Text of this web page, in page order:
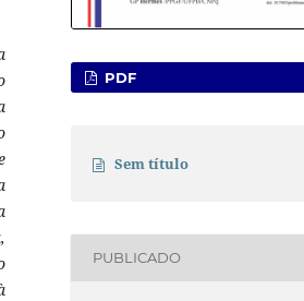
PDF
Sem título
PUBLICADO